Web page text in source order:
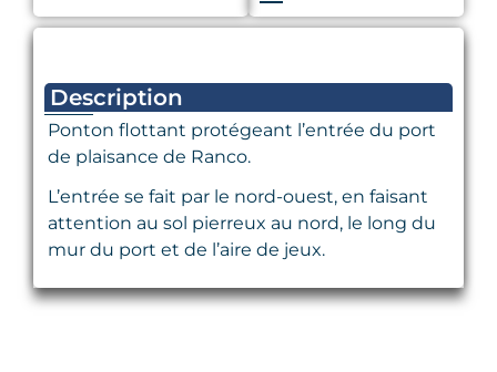
Description
Ponton flottant protégeant l’entrée du port
de plaisance de Ranco.
L’entrée se fait par le nord-ouest, en faisant
attention au sol pierreux au nord, le long du
mur du port et de l’aire de jeux.